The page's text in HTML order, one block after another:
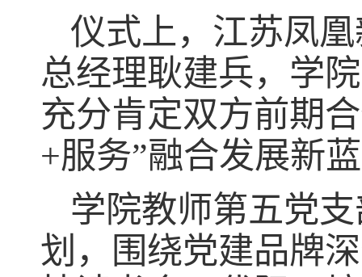
仪式上，江苏凤
总经理耿建兵，学
充分肯定双方前期
+服务”融合发展新
学院教师第五党
划，围绕党建品牌